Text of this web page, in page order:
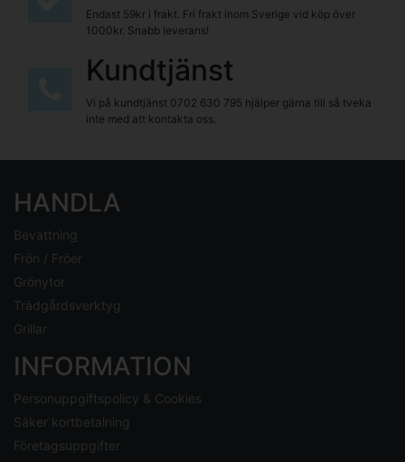
Endast 59kr i frakt. Fri frakt inom Sverige vid köp över
1000kr. Snabb leverans!
Kundtjänst
Vi på kundtjänst 0702 630 795 hjälper gärna till så tveka
inte med att kontakta oss.
HANDLA
Bevattning
Frön / Fröer
Grönytor
Trädgårdsverktyg
Grillar
INFORMATION
Personuppgiftspolicy & Cookies
Säker kortbetalning
Företagsuppgifter